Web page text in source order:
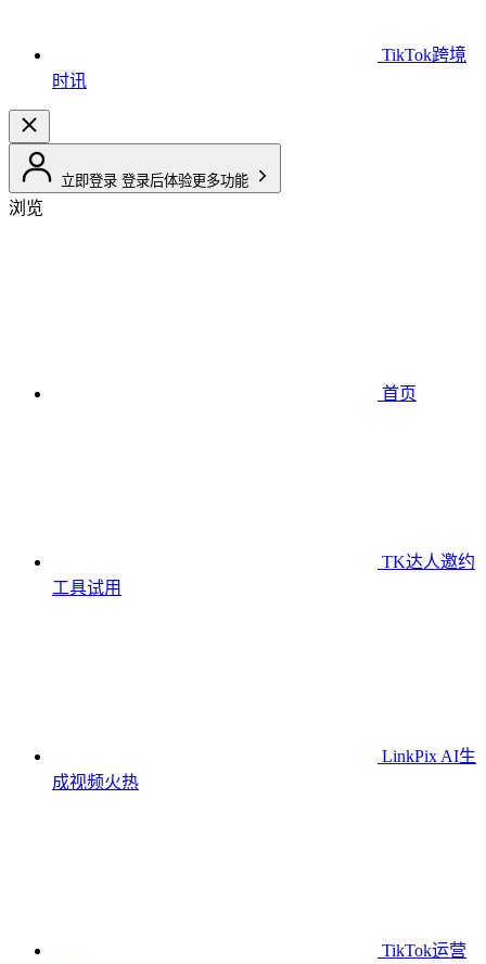
TikTok跨境
时讯
立即登录 登录后体验更多功能
浏览
首页
TK达人邀约
工具试用
LinkPix AI生
成视频火热
TikTok运营